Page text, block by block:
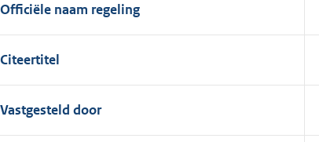
Officiële naam regeling
Citeertitel
Vastgesteld door